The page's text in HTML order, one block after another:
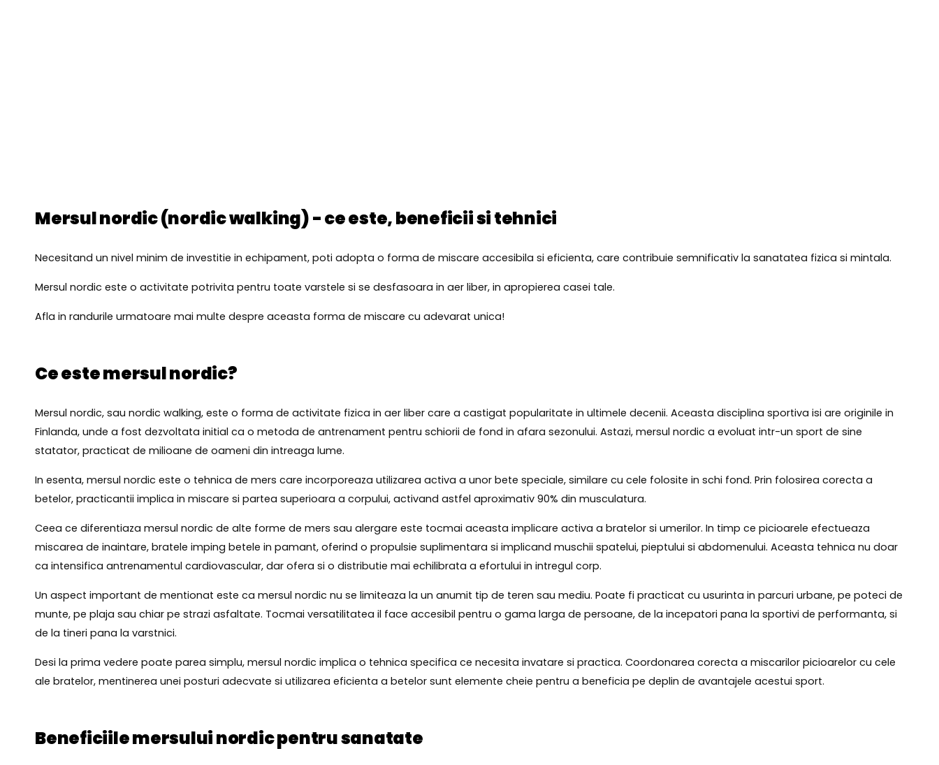
Mersul nordic (nordic walking) - ce este, beneficii si tehnici
Necesitand un nivel minim de investitie in echipament, poti adopta o forma de miscare accesibila si eficienta, care contribuie semnificativ la sanatatea fizica si mintala.
Mersul nordic este o activitate potrivita pentru toate varstele si se desfasoara in aer liber, in apropierea casei tale.
Afla in randurile urmatoare mai multe despre aceasta forma de miscare cu adevarat unica!
Ce este mersul nordic?
Mersul nordic, sau nordic walking, este o forma de activitate fizica in aer liber care a castigat popularitate in ultimele decenii. Aceasta disciplina sportiva isi are originile in
Finlanda, unde a fost dezvoltata initial ca o metoda de antrenament pentru schiorii de fond in afara sezonului. Astazi, mersul nordic a evoluat intr-un sport de sine
statator, practicat de milioane de oameni din intreaga lume.
In esenta, mersul nordic este o tehnica de mers care incorporeaza utilizarea activa a unor bete speciale, similare cu cele folosite in schi fond. Prin folosirea corecta a
betelor, practicantii implica in miscare si partea superioara a corpului, activand astfel aproximativ 90% din musculatura.
Ceea ce diferentiaza mersul nordic de alte forme de mers sau alergare este tocmai aceasta implicare activa a bratelor si umerilor. In timp ce picioarele efectueaza
miscarea de inaintare, bratele imping betele in pamant, oferind o propulsie suplimentara si implicand muschii spatelui, pieptului si abdomenului. Aceasta tehnica nu doar
ca intensifica antrenamentul cardiovascular, dar ofera si o distributie mai echilibrata a efortului in intregul corp.
Un aspect important de mentionat este ca mersul nordic nu se limiteaza la un anumit tip de teren sau mediu. Poate fi practicat cu usurinta in parcuri urbane, pe poteci de
munte, pe plaja sau chiar pe strazi asfaltate. Tocmai versatilitatea il face accesibil pentru o gama larga de persoane, de la incepatori pana la sportivi de performanta, si
de la tineri pana la varstnici.
Desi la prima vedere poate parea simplu, mersul nordic implica o tehnica specifica ce necesita invatare si practica. Coordonarea corecta a miscarilor picioarelor cu cele
ale bratelor, mentinerea unei posturi adecvate si utilizarea eficienta a betelor sunt elemente cheie pentru a beneficia pe deplin de avantajele acestui sport.
Beneficiile mersului nordic pentru sanatate